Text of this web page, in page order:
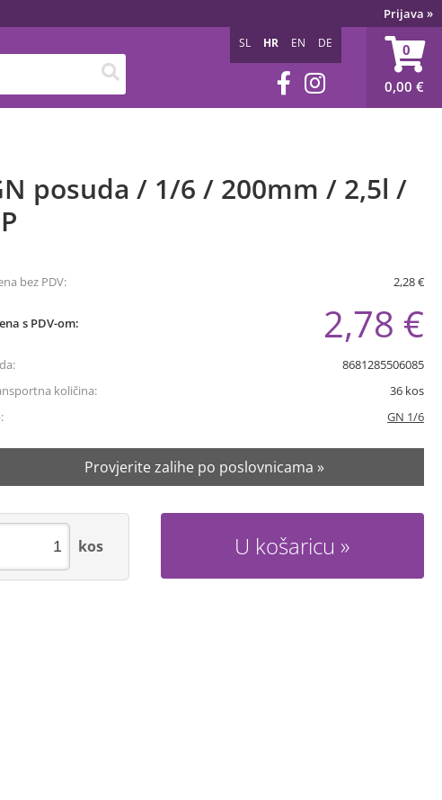
Prijava »
0
0,00 €
SL HR EN DE
posuda / 1/6 / 200mm / 2,5l /
bez PDV: 2,28 €
s PDV-om: 2,78 €
8681285506085
količina:
36 kos
GN 1/6
Provjerite zalihe po poslovnicama »
U košaricu
kos